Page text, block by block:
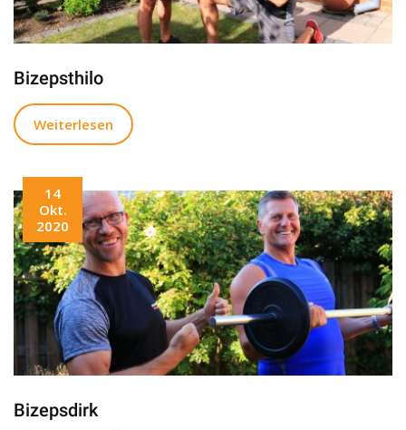
Bizepsthilo
Weiterlesen
14
Okt.
2020
Bizepsdirk